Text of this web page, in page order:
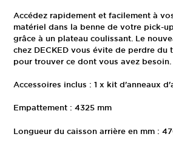
Accédez rapidement et facilement à
matériel dans la benne de votre pick-
grâce à un plateau coulissant. Le
chez DECKED vous évite de perdre du
pour trouver ce dont vous avez besoin.
Accessoires inclus : 1 x kit d'anneaux
Empattement : 4325 mm
Longueur du caisson arrière en mm :